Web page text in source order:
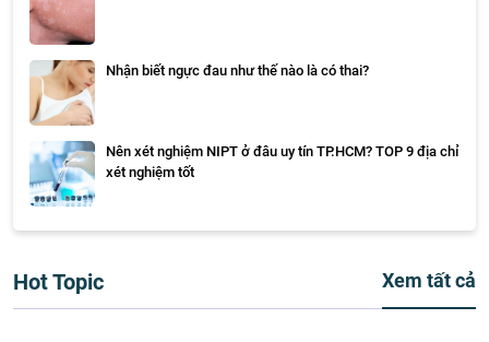
Nhận biết ngực đau như thế nào là có thai?
Nên xét nghiệm NIPT ở đâu uy tín TP.HCM? TOP 9 địa chỉ
xét nghiệm tốt
Hot Topic Xem tất cả